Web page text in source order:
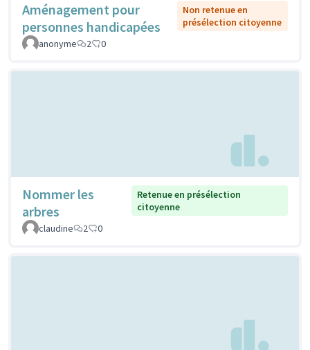
Aménagement pour
personnes handicapées
Non retenue en
présélection citoyenne
anonyme
2 0
Nommer les
arbres
Retenue en présélection
citoyenne
claudine
2 0